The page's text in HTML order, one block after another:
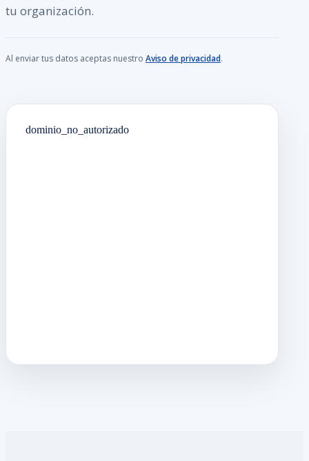
tu organización.
Al enviar tus datos aceptas nuestro Aviso de privacidad.
dominio_no_autorizado